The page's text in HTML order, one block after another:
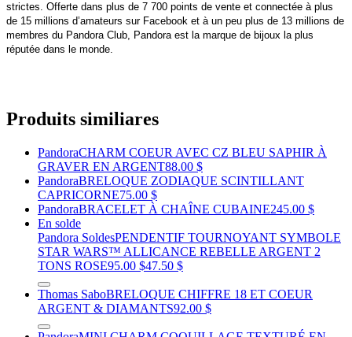
strictes. Offerte dans plus de 7 700 points de vente et connectée à plus
de 15 millions d’amateurs sur Facebook et à un peu plus de 13 millions de
membres du Pandora Club, Pandora est la marque de bijoux la plus
réputée dans le monde.
Produits similiares
PandoraCHARM COEUR AVEC CZ BLEU SAPHIR À
GRAVER EN ARGENT88.00 $
PandoraBRELOQUE ZODIAQUE SCINTILLANT
CAPRICORNE75.00 $
PandoraBRACELET À CHAÎNE CUBAINE245.00 $
En solde
Pandora SoldesPENDENTIF TOURNOYANT SYMBOLE
STAR WARS™ ALLICANCE REBELLE ARGENT 2
TONS ROSE95.00 $47.50 $
Thomas SaboBRELOQUE CHIFFRE 18 ET COEUR
ARGENT & DIAMANTS92.00 $